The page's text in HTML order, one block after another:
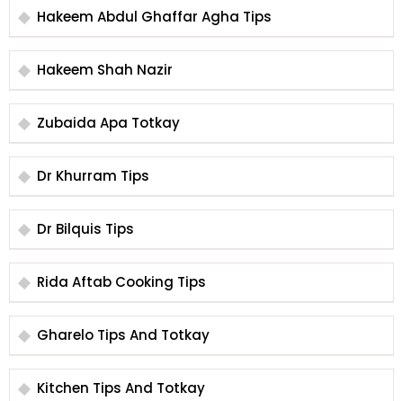
Hakeem Abdul Ghaffar Agha Tips
Hakeem Shah Nazir
Zubaida Apa Totkay
Dr Khurram Tips
Dr Bilquis Tips
Rida Aftab Cooking Tips
Gharelo Tips And Totkay
Kitchen Tips And Totkay